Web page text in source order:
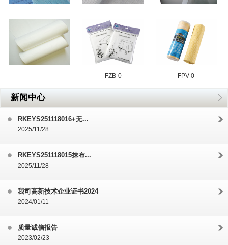
FZB-0 FPV-0
新闻中心
RKEYS251118016+无...
2025/11/28
RKEYS251118015抹布...
2025/11/28
我司高新技术企业证书2024
2024/01/11
质量诚信报告
2023/02/23